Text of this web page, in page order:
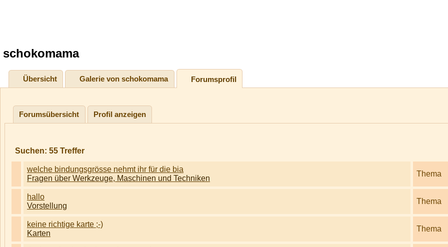
schokomama
Übersicht Galerie von schokomama Forumsprofil
Forumsübersicht Profil anzeigen
Suchen: 55 Treffer
welche bindungsgrösse nehmt ihr für die bia
Fragen über Werkzeuge, Maschinen und Techniken
Thema
hallo
Vorstellung
Thema
keine richtige karte ;-)
Karten
Thema